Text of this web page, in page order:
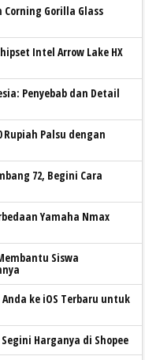
Corning Gorilla Glass
Intel Arrow Lake HX
Penyebab dan Detail
Rupiah Palsu dengan
72, Begini Cara
Yamaha Nmax
Siswa
ke iOS Terbaru untuk
Harganya di Shopee